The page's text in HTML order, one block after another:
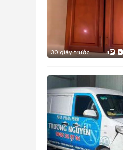
30 giây trước 4